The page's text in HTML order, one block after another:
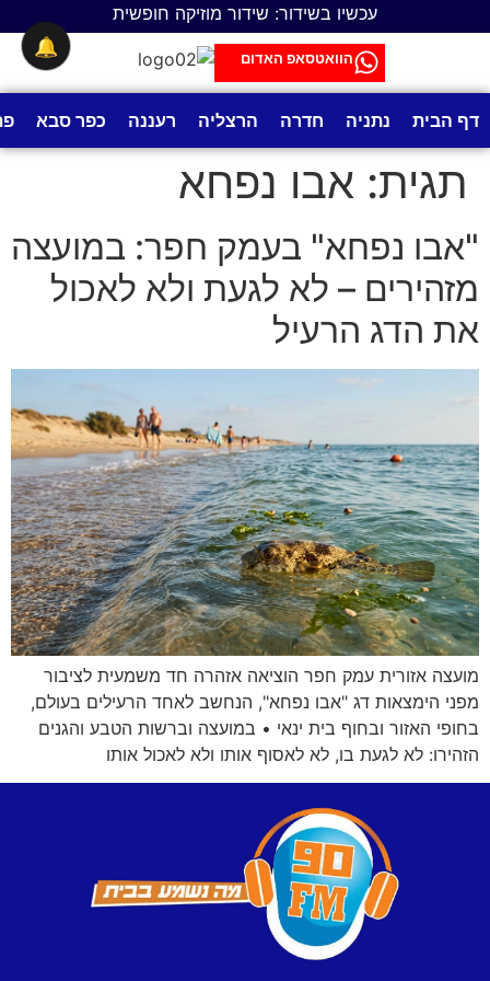
עכשיו בשידור: שידור מוזיקה חופשית
הוואטסאפ האדום
דף הבית נתניה חדרה הרצליה רעננה כפר סבא
תגית: אבו נפחא
"אבו נפחא" בעמק חפר: במועצה
מזהירים – לא לגעת ולא לאכול
את הדג הרעיל
מועצה אזורית עמק חפר הוציאה אזהרה חד משמעית לציבור
מפני הימצאות דג "אבו נפחא", הנחשב לאחד הרעילים בעולם,
בחופי האזור ובחוף בית ינאי • במועצה וברשות הטבע והגנים
הזהירו: לא לגעת בו, לא לאסוף אותו ולא לאכול אותו
🔔